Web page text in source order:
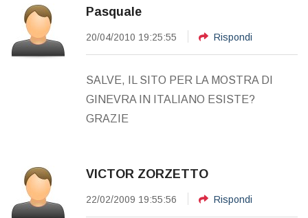
Pasquale
20/04/2010 19:25:55 Rispondi
SALVE, IL SITO PER LA MOSTRA DI
GINEVRA IN ITALIANO ESISTE?
GRAZIE
VICTOR ZORZETTO
22/02/2009 19:55:56 Rispondi